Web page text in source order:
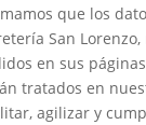
que los
San
en sus
tratados en
agilizar y